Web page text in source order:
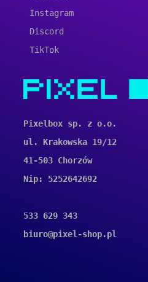
Instagram
Discord
TikTok
Pixelbox sp. z o.o.
ul. Krakowska 19/12
41-503 Chorzów
Nip: 5252642692
533 629 343
biuro@pixel-shop.pl